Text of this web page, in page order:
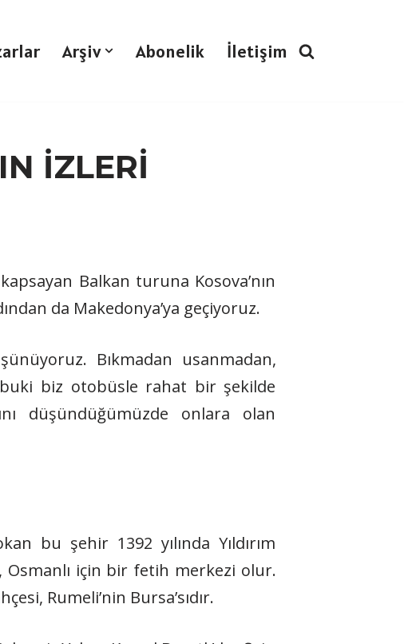
Arşiv Abonelik İletişim
İZLERİ
Balkan turuna Kosova’nın
da Makedonya’ya geçiyoruz.
Bıkmadan usanmadan,
biz otobüsle rahat bir şekilde
düşündüğümüzde onlara olan
bu şehir 1392 yılında Yıldırım
Osmanlı için bir fetih merkezi olur.
Rumeli’nin Bursa’sıdır.